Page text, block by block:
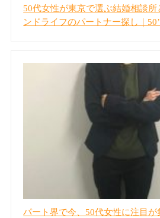
50代女性が東京で選ぶ結婚相談所
ンドライフのパートナー探し｜
パート界で今、50代女性に注目が